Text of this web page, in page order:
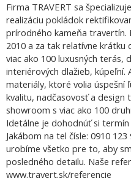
Firma TRAVERT sa
realizáciu pokládok
prírodného kameňa travertín.
2010 a za tak relatívne
viac ako 100 luxusných terás,
interiérových dlažieb,
materiály, ktoré volia úspešní
kvalitu, nadčasovosť a
showroom s viac ako 100
Idetálne je dohodnúť si
Jakábom na tel čísle: 0910
urobíme všetko pre to, aby
posledného detailu. Naše
www.travert.sk/referencie